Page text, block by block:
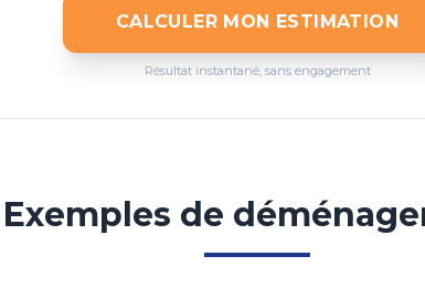
CALCULER MON ESTIMATION
Résultat instantané, sans engagement
Exemples de